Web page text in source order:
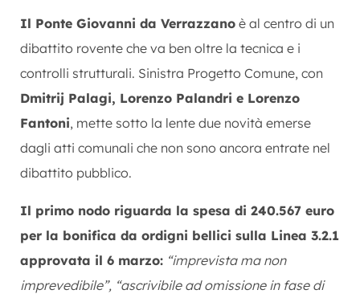
Il Ponte Giovanni da Verrazzano è al centro di un
dibattito rovente che va ben oltre la tecnica e i
controlli strutturali. Sinistra Progetto Comune, con
Dmitrij Palagi, Lorenzo Palandri e Lorenzo
Fantoni, mette sotto la lente due novità emerse
dagli atti comunali che non sono ancora entrate nel
dibattito pubblico.
Il primo nodo riguarda la spesa di 240.567 euro
per la bonifica da ordigni bellici sulla Linea 3.2.1
approvata il 6 marzo: “imprevista ma non
imprevedibile”, “ascrivibile ad omissione in fase di